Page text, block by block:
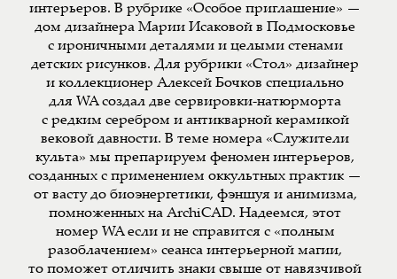
интерьеров. В рубрике «Особое приглашение» —
дом дизайнера Марии Исаковой в Подмосковье
с ироничными деталями и целыми стенами
детских рисунков. Для рубрики «Стол» дизайнер
и коллекционер Алексей Бочков специально
для WA создал две сервировки-натюрморта
с редким серебром и антикварной керамикой
вековой давности. В теме номера «Служители
культа» мы препарируем феномен интерьеров,
созданных с применением оккультных практик —
от васту до биоэнергетики, фэншуя и анимизма,
помноженных на ArchiCAD. Надеемся, этот
номер WA если и не справится с «полным
разоблачением» сеанса интерьерной магии,
то поможет отличить знаки свыше от навязчивой